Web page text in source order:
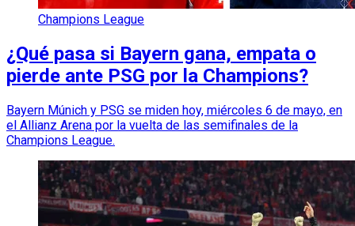
Champions League
¿Qué pasa si Bayern gana, empata o
pierde ante PSG por la Champions?
Bayern Múnich y PSG se miden hoy, miércoles 6 de mayo, en
el Allianz Arena por la vuelta de las semifinales de la
Champions League.